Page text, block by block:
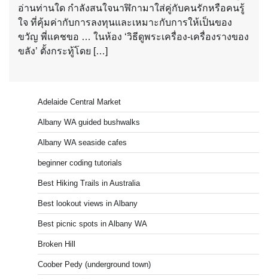
อ่านท่านใด กำลังสนใจนาฬิกามาใส่คู่กับคนรักหรือคนรู้
ใจ ที่คุ้มค่ากับการลงทุนและเหมาะกับการให้เป็นของ
ขวัญ พี่แคชขอ … ในห้อง ‘วิธีดูพระเครื่อง-เครื่องรางของ
ขลัง’ ตั้งกระทู้โดย […]
Adelaide Central Market
Albany WA guided bushwalks
Albany WA seaside cafes
beginner coding tutorials
Best Hiking Trails in Australia
Best lookout views in Albany
Best picnic spots in Albany WA
Broken Hill
Coober Pedy (underground town)